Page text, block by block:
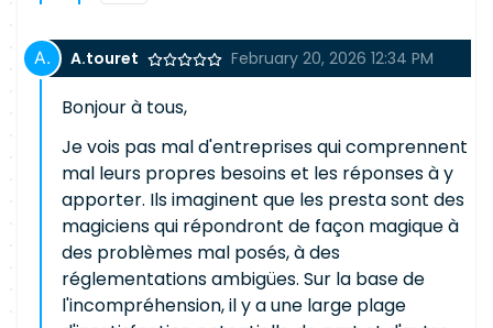
A.touret February 20, 2026 12:34 PM
Bonjour à tous,
Je vois pas mal d'entreprises qui comprennent
mal leurs propres besoins et les réponses à y
apporter. Ils imaginent que les presta sont des
magiciens qui répondront de façon magique à
des problèmes mal posés, à des
réglementations ambigües. Sur la base de
l'incompréhension, il y a une large plage